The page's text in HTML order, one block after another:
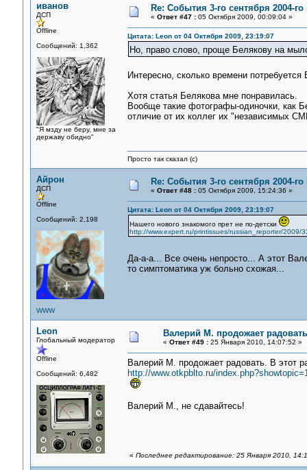
иванов
ДСП
Offline
Сообщений: 1,362
"Я мзду не беру, мне за
державу обидно"
Re: События 3-го сентября 2004-
« Ответ #47 :05 Октября 2009, 00:09:04 »
Цитата: Leon от 04 Октября 2009, 23:19:07
Но, право слово, проще Белякову на
Интересно, сколько времени
Хотя статья Белякова мне понравилась.
Вообще такие фотографы-одиночки, как
отличие от их коллег их "независимых
Просто так сказал (с)
Айрон
ДСП
Offline
Сообщений: 2,198
WWW
Re: События 3-го сентября 2004-
« Ответ #48 :05 Октября 2009, 15:24:36 »
Цитата: Leon от 04 Октября 2009, 23:19:07
Нашего нового знакомого прет не по-детски
http://www.expert.ru/printissues/russian_reporter/2009/
Да-а-а... Все очень непросто... А этот
то симптоматика уж больно схожая...
Leon
Глобальный модератор
Offline
Сообщений: 6,482
Валерий М. продожает
« Ответ #49 :25 Января 2010, 14:07:52 »
Валерий М. продожает радовать. В этот
http://www.otkpblto.ru/
Валерий М., не сдавайтесь!
« Последнее редактирование: 25 Января 2010,